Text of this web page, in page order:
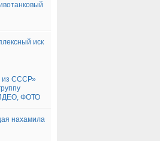
иск
из СССР»
ФОТО
нахамила